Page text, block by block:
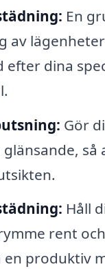
En
av
efter dina
Gör
glänsande, så
Håll
rent
en produktiv